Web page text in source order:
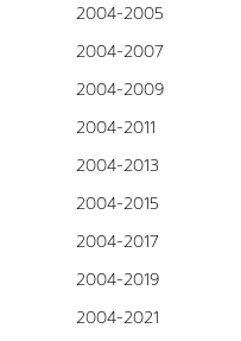
2004-2005
2004-2007
2004-2009
2004-2011
2004-2013
2004-2015
2004-2017
2004-2019
2004-2021